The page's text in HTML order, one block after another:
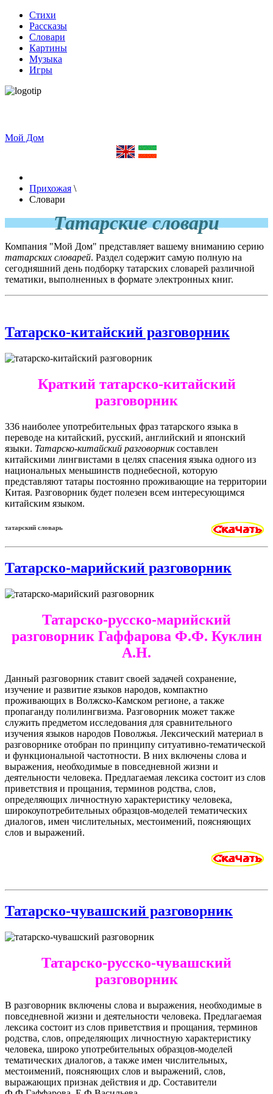
Стихи
Рассказы
Словари
Картины
Музыка
Игры
Мой Дом
Прихожая \
Словари
Татарские словари
Компания "Мой Дом" представляет вашему вниманию серию
татарских словарей. Раздел содержит самую полную на
сегодняшний день подборку татарских словарей различной
тематики, выполненных в формате электронных книг.
Татарско-китайский разговорник
Краткий татарско-китайский
разговорник
336 наиболее употребительных фраз татарского языка в
переводе на китайский, русский, английский и японский
языки. Татарско-китайский разговорниксоставлен
китайскими лингвистами в целях спасения языка одного из
национальных меньшинств поднебесной, которую
представляют татары постоянно проживающие на территории
Китая. Разговорник будет полезен всем интересующимся
китайским языком.
татарский словарь
Татарско-марийский разговорник
Татарско-русско-марийский
разговорник Гаффарова Ф.Ф. Куклин
А.Н.
Данный разговорник ставит своей задачей сохранение,
изучение и развитие языков народов, компактно
проживающих в Волжско-Камском регионе, а также
пропаганду полилингвизма. Разговорник может также
служить предметом исследования для сравнительного
изучения языков народов Поволжья. Лексический материал в
разговорнике отобран по принципу ситуативно-тематической
и функциональной частотности. В них включены слова и
выражения, необходимые в повседневной жизни и
деятельности человека. Предлагаемая лексика состоит из слов
приветствия и прощания, терминов родства, слов,
определяющих личностную характеристику человека,
широкоупотребительных образцов-моделей тематических
диалогов, имен числительных, местоимений, поясняющих
слов и выражений.
Татарско-чувашский разговорник
Татарско-русско-чувашский
разговорник
В разговорник включены слова и выражения, необходимые в
повседневной жизни и деятельности человека. Предлагаемая
лексика состоит из слов приветствия и прощания, терминов
родства, слов, определяющих личностную характеристику
человека, широко употребительных образцов-моделей
тематических диалогов, а также имен числительных,
местоимений, поясняющих слов и выражений, слов,
выражающих признак действия и др. Составители